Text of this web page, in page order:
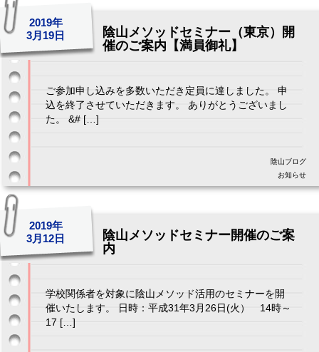
陰山メソッドセミナー（東京）開
催のご案内【満員御礼】
2019年
3月19日
ご参加申し込みを多数いただき定員に達しました。 申
込を終了させていただきます。 ありがとうございまし
た。 &# […]
陰山ブログ
お知らせ
陰山メソッドセミナー開催のご案
内
2019年
3月12日
学校関係者を対象に陰山メソッド活用のセミナーを開
催いたします。 日時：平成31年3月26日(火） 14時～
17 […]